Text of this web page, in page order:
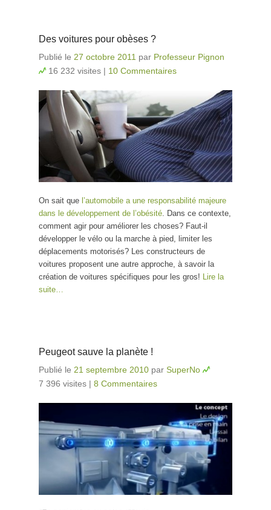
Des voitures pour obèses ?
Publié le 27 octobre 2011 par Professeur Pignon
16 232 visites | 10 Commentaires
On sait que l’automobile a une responsabilité majeure
dans le développement de l’obésité . Dans ce contexte,
comment agir pour améliorer les choses? Faut-il
développer le vélo ou la marche à pied, limiter les
déplacements motorisés? Les constructeurs de
voitures proposent une autre approche, à savoir la
création de voitures spécifiques pour les gros!
Lire la
suite…
Peugeot sauve la planète !
Publié le 21 septembre 2010 par SuperNo
7 396 visites | 8 Commentaires